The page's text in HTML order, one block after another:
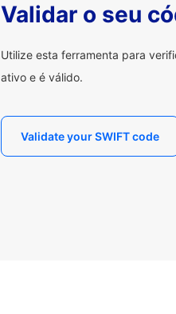
Validar o seu
Utilize esta ferramenta para
ativo e é válido.
Validate your SWIFT code